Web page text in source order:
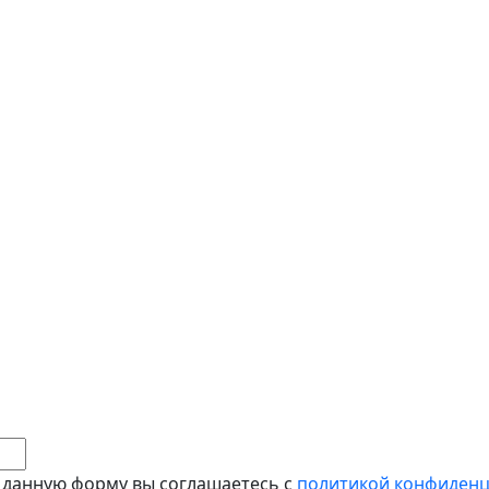
форму вы соглашаетесь с политикой